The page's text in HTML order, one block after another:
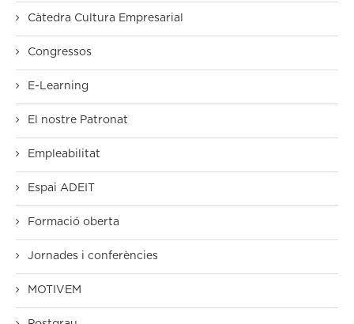
Càtedra Cultura Empresarial
Congressos
E-Learning
El nostre Patronat
Empleabilitat
Espai ADEIT
Formació oberta
Jornades i conferències
MOTIVEM